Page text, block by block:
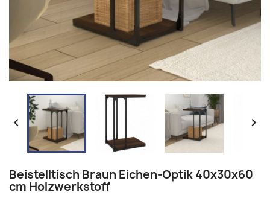
 
Beistelltisch Braun Eichen-Optik 40x30x60
cm Holzwerkstoff